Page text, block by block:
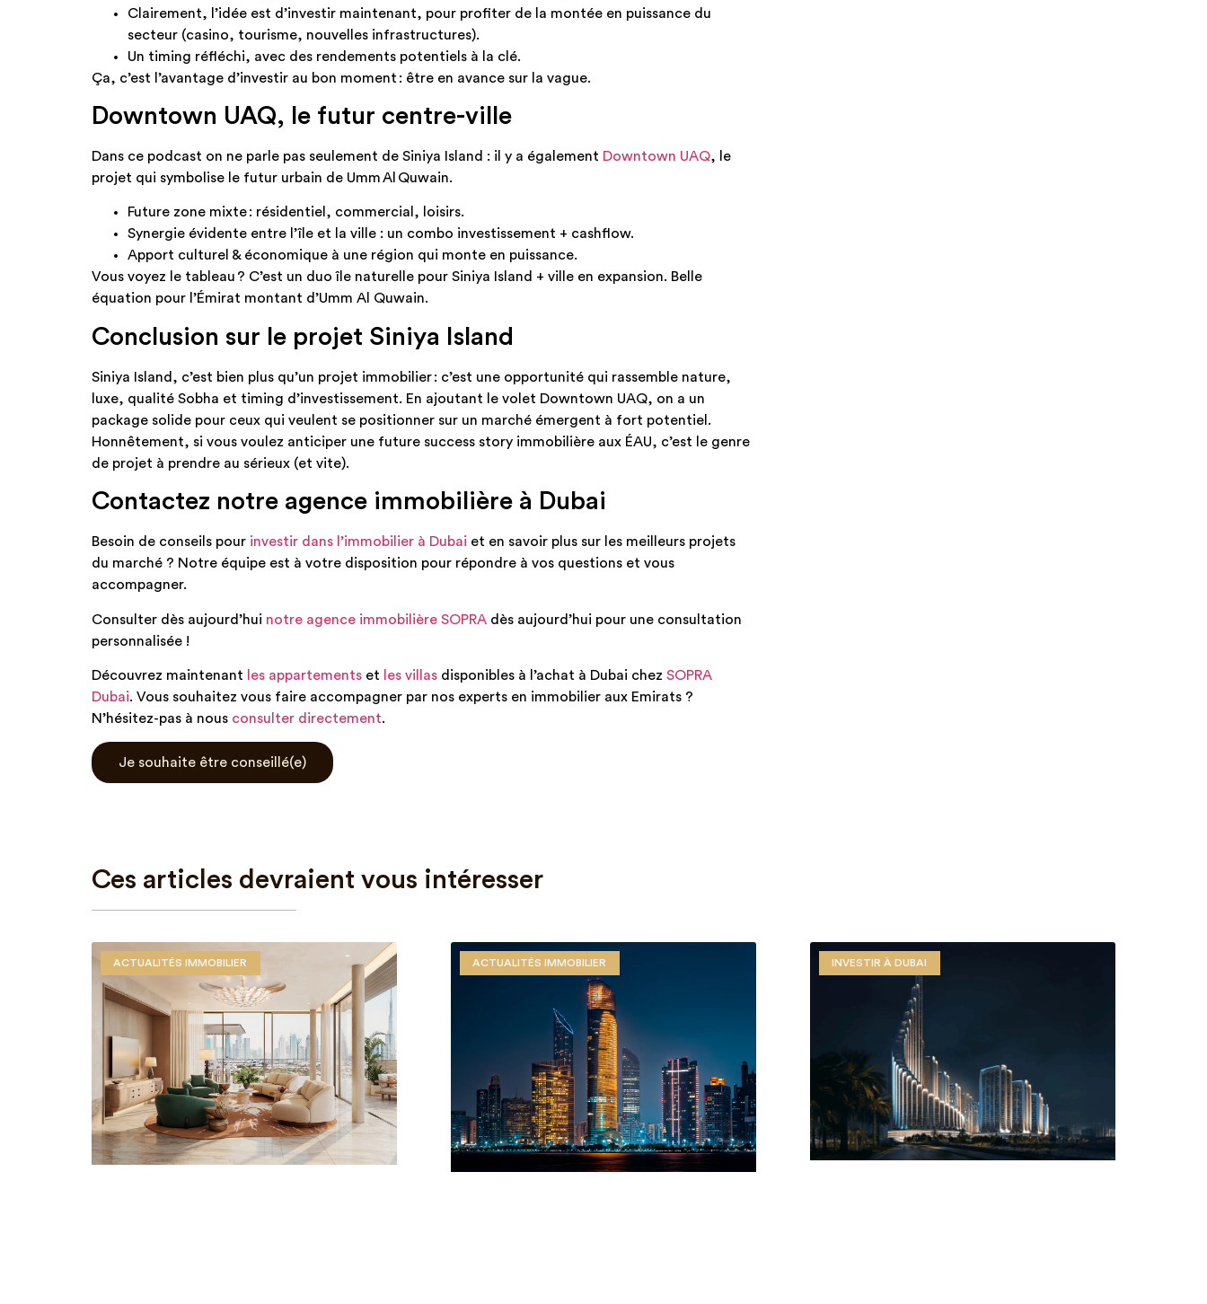
Clairement, l’idée est d’investir maintenant, pour profiter de la montée en puissance du
secteur (casino, tourisme, nouvelles infrastructures).
Un timing réfléchi, avec des rendements potentiels à la clé.
Ça, c’est l’avantage d’investir au bon moment : être en avance sur la vague.
Downtown UAQ, le futur centre-ville
Dans ce podcast on ne parle pas seulement de Siniya Island : il y a également Downtown UAQ, le
projet qui symbolise le futur urbain de Umm Al Quwain.
Future zone mixte : résidentiel, commercial, loisirs.
Synergie évidente entre l’île et la ville : un combo investissement + cashflow.
Apport culturel & économique à une région qui monte en puissance.
Vous voyez le tableau ? C’est un duo île naturelle pour Siniya Island + ville en expansion. Belle
équation pour l’Émirat montant d’Umm Al Quwain.
Conclusion sur le projet Siniya Island
Siniya Island, c’est bien plus qu’un projet immobilier : c’est une opportunité qui rassemble nature,
luxe, qualité Sobha et timing d’investissement. En ajoutant le volet Downtown UAQ, on a un
package solide pour ceux qui veulent se positionner sur un marché émergent à fort potentiel.
Honnêtement, si vous voulez anticiper une future success story immobilière aux ÉAU, c’est le genre
de projet à prendre au sérieux (et vite).
Contactez notre agence immobilière à Dubai
Besoin de conseils pour investir dans l’immobilier à Dubai et en savoir plus sur les meilleurs projets
du marché ? Notre équipe est à votre disposition pour répondre à vos questions et vous
accompagner.
Consulter dès aujourd’hui notre agence immobilière SOPRA dès aujourd’hui pour une consultation
personnalisée !
Découvrez maintenant les appartements et les villas disponibles à l’achat à Dubai chez SOPRA
Dubai. Vous souhaitez vous faire accompagner par nos experts en immobilier aux Emirats ?
N’hésitez-pas à nous consulter directement.
Je souhaite être conseillé(e)
Ces articles devraient vous intéresser
ACTUALITÉS IMMOBILIER ACTUALITÉS IMMOBILIER INVESTIR À DUBAI